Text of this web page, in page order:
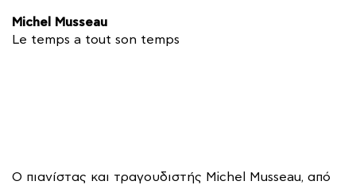
Michel Musseau
Le temps a tout son temps
Ο πιανίστας και τραγουδιστής Michel Musseau, από